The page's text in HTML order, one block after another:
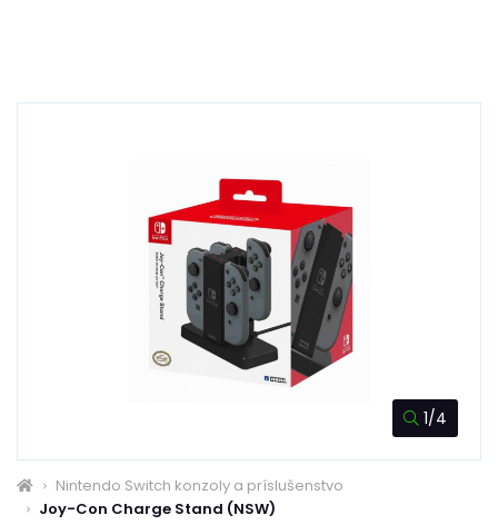
1/4
Nintendo Switch konzoly a príslušenstvo
Joy-Con Charge Stand (NSW)